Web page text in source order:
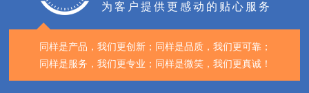
为客户提供更感动的贴心服务
同样是产品，我们更创新； 同样是品质，我们更可靠；
同样是服务，我们更专业； 同样是微笑，我们更真诚！